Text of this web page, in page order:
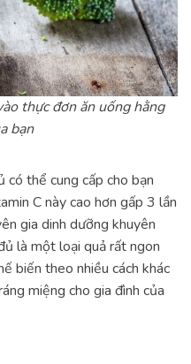
thực đơn ăn uống hằng
bạn
thể cung cấp cho bạn
C này cao hơn gấp 3 lần
gia dinh dưỡng khuyên
là một loại quả rất ngon
biến theo nhiều cách khác
miệng cho gia đình của